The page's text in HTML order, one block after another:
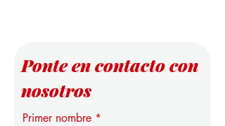
Ponte en contacto con
nosotros
Primer nombre